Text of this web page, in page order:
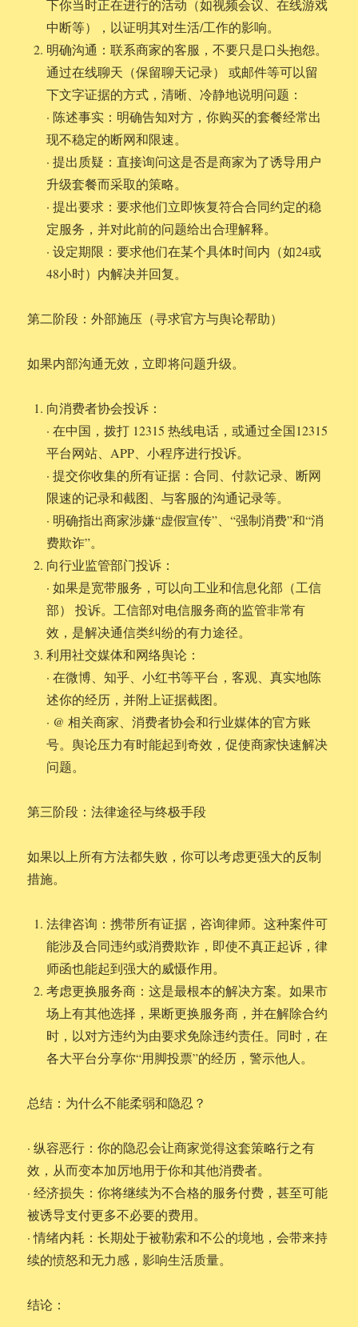
下你当时正在进行的活动（如视频会议、在线游戏
中断等），以证明其对生活/工作的影响。
明确沟通：联系商家的客服，不要只是口头抱怨。
通过在线聊天（保留聊天记录） 或邮件等可以留
下文字证据的方式，清晰、冷静地说明问题：
· 陈述事实：明确告知对方，你购买的套餐经常出
现不稳定的断网和限速。
· 提出质疑：直接询问这是否是商家为了诱导用户
升级套餐而采取的策略。
· 提出要求：要求他们立即恢复符合合同约定的稳
定服务，并对此前的问题给出合理解释。
· 设定期限：要求他们在某个具体时间内（如24或
48小时）内解决并回复。
第二阶段：外部施压（寻求官方与舆论帮助）
如果内部沟通无效，立即将问题升级。
向消费者协会投诉：
· 在中国，拨打 12315 热线电话，或通过全国12315
平台网站、APP、小程序进行投诉。
· 提交你收集的所有证据：合同、付款记录、断网
限速的记录和截图、与客服的沟通记录等。
· 明确指出商家涉嫌“虚假宣传”、“强制消费”和“消
费欺诈”。
向行业监管部门投诉：
· 如果是宽带服务，可以向工业和信息化部（工信
部） 投诉。工信部对电信服务商的监管非常有
效，是解决通信类纠纷的有力途径。
利用社交媒体和网络舆论：
· 在微博、知乎、小红书等平台，客观、真实地陈
述你的经历，并附上证据截图。
· @ 相关商家、消费者协会和行业媒体的官方账
号。舆论压力有时能起到奇效，促使商家快速解决
问题。
第三阶段：法律途径与终极手段
如果以上所有方法都失败，你可以考虑更强大的反制
措施。
法律咨询：携带所有证据，咨询律师。这种案件可
能涉及合同违约或消费欺诈，即使不真正起诉，律
师函也能起到强大的威慑作用。
考虑更换服务商：这是最根本的解决方案。如果市
场上有其他选择，果断更换服务商，并在解除合约
时，以对方违约为由要求免除违约责任。同时，在
各大平台分享你“用脚投票”的经历，警示他人。
总结：为什么不能柔弱和隐忍？
· 纵容恶行：你的隐忍会让商家觉得这套策略行之有
效，从而变本加厉地用于你和其他消费者。
· 经济损失：你将继续为不合格的服务付费，甚至可能
被诱导支付更多不必要的费用。
· 情绪内耗：长期处于被勒索和不公的境地，会带来持
续的愤怒和无力感，影响生活质量。
结论：